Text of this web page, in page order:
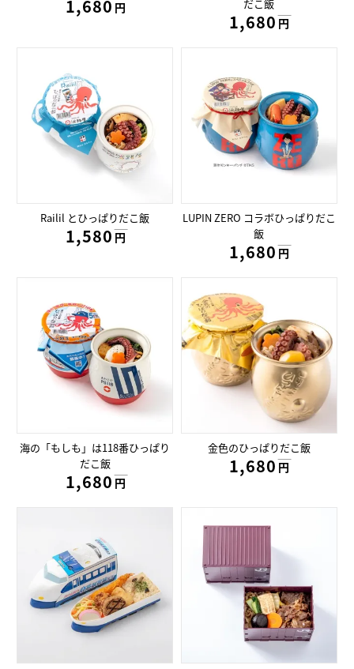
1,680円
円 だこ飯
1,680円
円
Railil とひっぱりだこ飯
1,580円
円
LUPIN ZERO コラボひっぱりだこ
飯
1,680円
円
海の「もしも」は118番ひっぱり
だこ飯
1,680円
円
金色のひっぱりだこ飯
1,680円
円